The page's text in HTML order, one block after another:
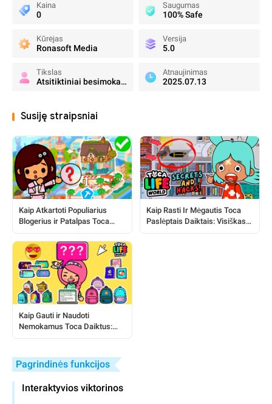
Kaina
0
Saugumas
100% Safe
Kūrėjas
Ronasoft Media
Versija
5.0
Tikslas
Atsitiktiniai besimokantieji
Atnaujinimas
2025.07.13
Susiję straipsniai
Kaip Atkartoti Populiarius
Blogerius ir Patalpas Toca
Kaip Rasti Ir Mėgautis Toca
Paslėptais Daiktais: Visiškas
Kaip Gauti ir Naudoti
Nemokamus Toca Daiktus:
Pagrindinės funkcijos
Interaktyvios viktorinos